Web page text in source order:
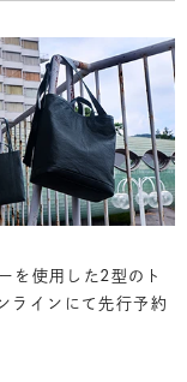
を使用した2型のト
ラインにて先行予約